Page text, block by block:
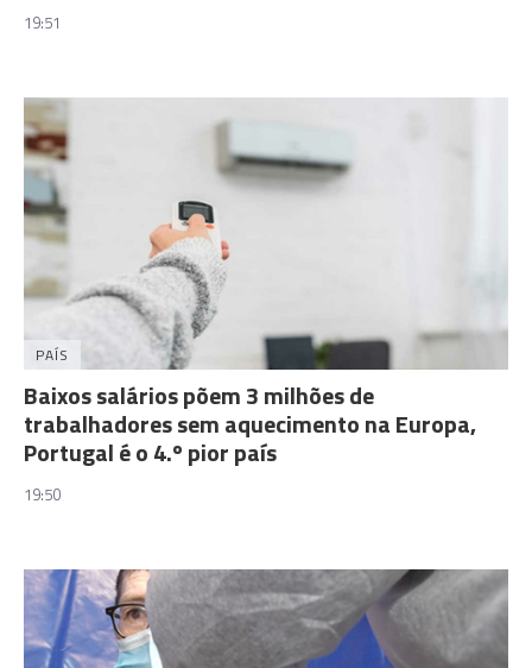
19:51
PAÍS
Baixos salários põem 3 milhões de
trabalhadores sem aquecimento na Europa,
Portugal é o 4.º pior país
19:50